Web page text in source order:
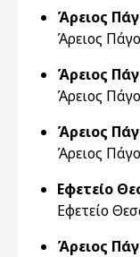
Άρειος
Άρειος
Άρειος
Άρειος
Άρειος
Άρειος
Εφετείο
Εφετείο
Άρειος